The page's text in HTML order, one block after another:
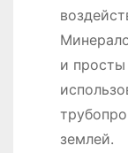
и
землей.